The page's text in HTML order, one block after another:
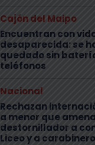
Cajón del Maipo
Encuentran con
desaparecida: se
quedado sin
teléfonos
Nacional
Rechazan
a menor que
destornillador a
Liceo y a